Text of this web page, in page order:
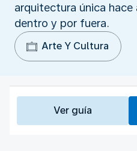
arquitectura única
dentro y por fuera.
Arte Y Cultura
Ver guía